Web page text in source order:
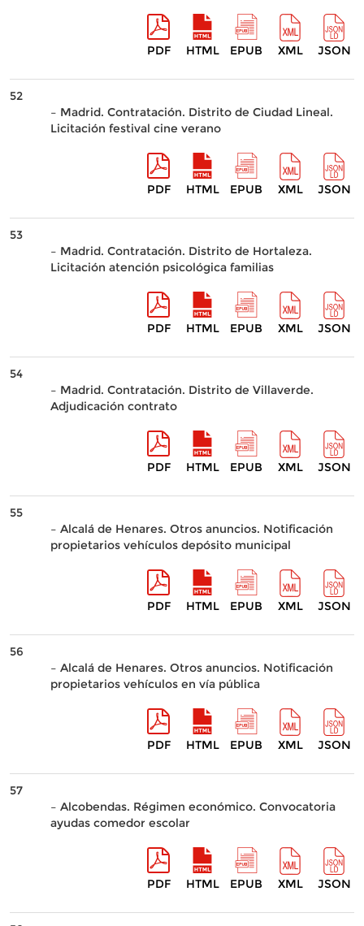
PDF HTML EPUB XML JSON
52
– Madrid. Contratación. Distrito de Ciudad Lineal.
Licitación festival cine verano
PDF HTML EPUB XML JSON
53
– Madrid. Contratación. Distrito de Hortaleza.
Licitación atención psicológica familias
PDF HTML EPUB XML JSON
54
– Madrid. Contratación. Distrito de Villaverde.
Adjudicación contrato
PDF HTML EPUB XML JSON
55
– Alcalá de Henares. Otros anuncios. Notificación
propietarios vehículos depósito municipal
PDF HTML EPUB XML JSON
56
– Alcalá de Henares. Otros anuncios. Notificación
propietarios vehículos en vía pública
PDF HTML EPUB XML JSON
57
– Alcobendas. Régimen económico. Convocatoria
ayudas comedor escolar
PDF HTML EPUB XML JSON